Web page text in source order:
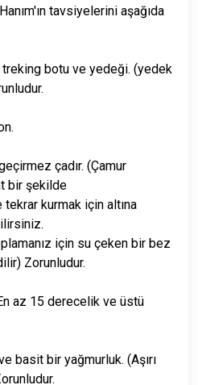
tavsiyelerini aşağıda
botu ve yedeği. (yedek
çadır. (Çamur
bir şekilde
kurmak için altına
için su çeken bir bez
Zorunludur.
az 15 derecelik ve üstü
basit bir yağmurluk. (Aşırı